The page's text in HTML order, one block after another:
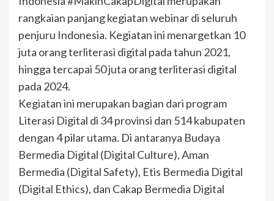
rangkaian panjang kegiatan webinar di seluruh
penjuru Indonesia. Kegiatan ini menargetkan 10
juta orang terliterasi digital pada tahun 2021,
hingga tercapai 50 juta orang terliterasi digital
pada 2024.
Kegiatan ini merupakan bagian dari program
Literasi Digital di 34 provinsi dan 514 kabupaten
dengan 4 pilar utama. Di antaranya Budaya
Bermedia Digital (Digital Culture), Aman
Bermedia (Digital Safety), Etis Bermedia Digital
(Digital Ethics), dan Cakap Bermedia Digital